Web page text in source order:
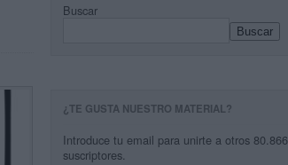
Buscar
Buscar
¿TE GUSTA NUESTRO MATERIAL?
Introduce tu email para unirte a otros 80.866
suscriptores.